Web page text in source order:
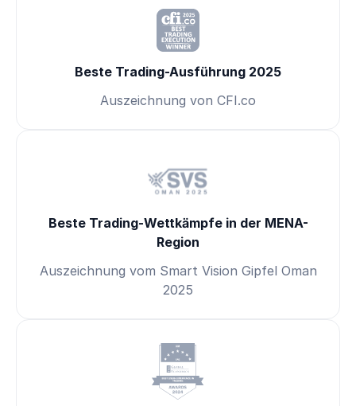
Beste Trading-Ausführung 2025
Auszeichnung von CFI.co
Beste Trading-Wettkämpfe in der MENA-
Region
Auszeichnung vom Smart Vision Gipfel Oman
2025